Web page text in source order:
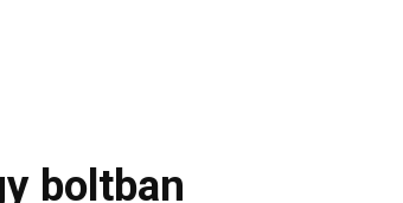
boltban